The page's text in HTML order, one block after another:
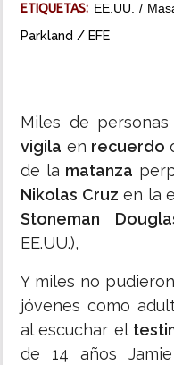
ETIQUETAS: EE.UU.
Parkland / EFE
Miles de
vigila en recuerdo
de la matanza
Nikolas Cruz en la
Stoneman
EE.UU.),
Y miles no
jóvenes como
al escuchar el
de 14 años